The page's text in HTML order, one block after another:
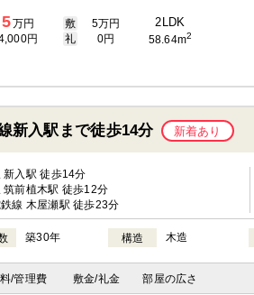
5万円
円
敷
5万円
礼
0円
2LDK
58.64m2
新入駅まで徒歩14分 新着あり
新入駅 徒歩14分
筑前植木駅 徒歩12分
線 木屋瀬駅 徒歩23分
築30年 構造 木造
/管理費 敷金/礼金 部屋の広さ